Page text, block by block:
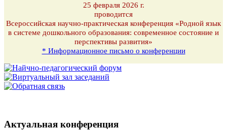
25 февраля 2026 г.
проводится
Всероссийская научно-практическая конференция «Родной язык
в системе дошкольного образования: современное состояние и
перспективы развития»
* Информационное письмо о конференции
Актуальная конференция